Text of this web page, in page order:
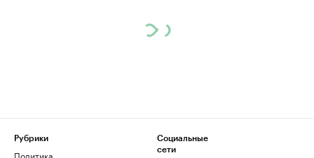
Рубрики
Политика
Социальные
сети